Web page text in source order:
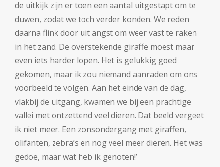
de uitkijk zijn er toen een aantal uitgestapt om te
duwen, zodat we toch verder konden. We reden
daarna flink door uit angst om weer vast te raken
in het zand. De overstekende giraffe moest maar
even iets harder lopen. Het is gelukkig goed
gekomen, maar ik zou niemand aanraden om ons
voorbeeld te volgen. Aan het einde van de dag,
vlakbij de uitgang, kwamen we bij een prachtige
vallei met ontzettend veel dieren. Dat beeld vergeet
ik niet meer. Een zonsondergang met giraffen,
olifanten, zebra’s en nog veel meer dieren. Het was
gedoe, maar wat heb ik genoten!’